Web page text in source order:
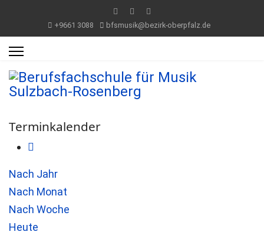
+9661 3088 bfsmusik@bezirk-oberpfalz.de
Terminkalender
Nach Jahr
Nach Monat
Nach Woche
Heute